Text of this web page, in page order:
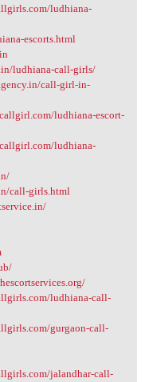
ludhiana-
escorts.html
ludhiana-call-girls/
call-girl-in-
ludhiana-escort-
ludhiana-
call-girls.html
ludhiana-call-
gurgaon-call-
jalandhar-call-